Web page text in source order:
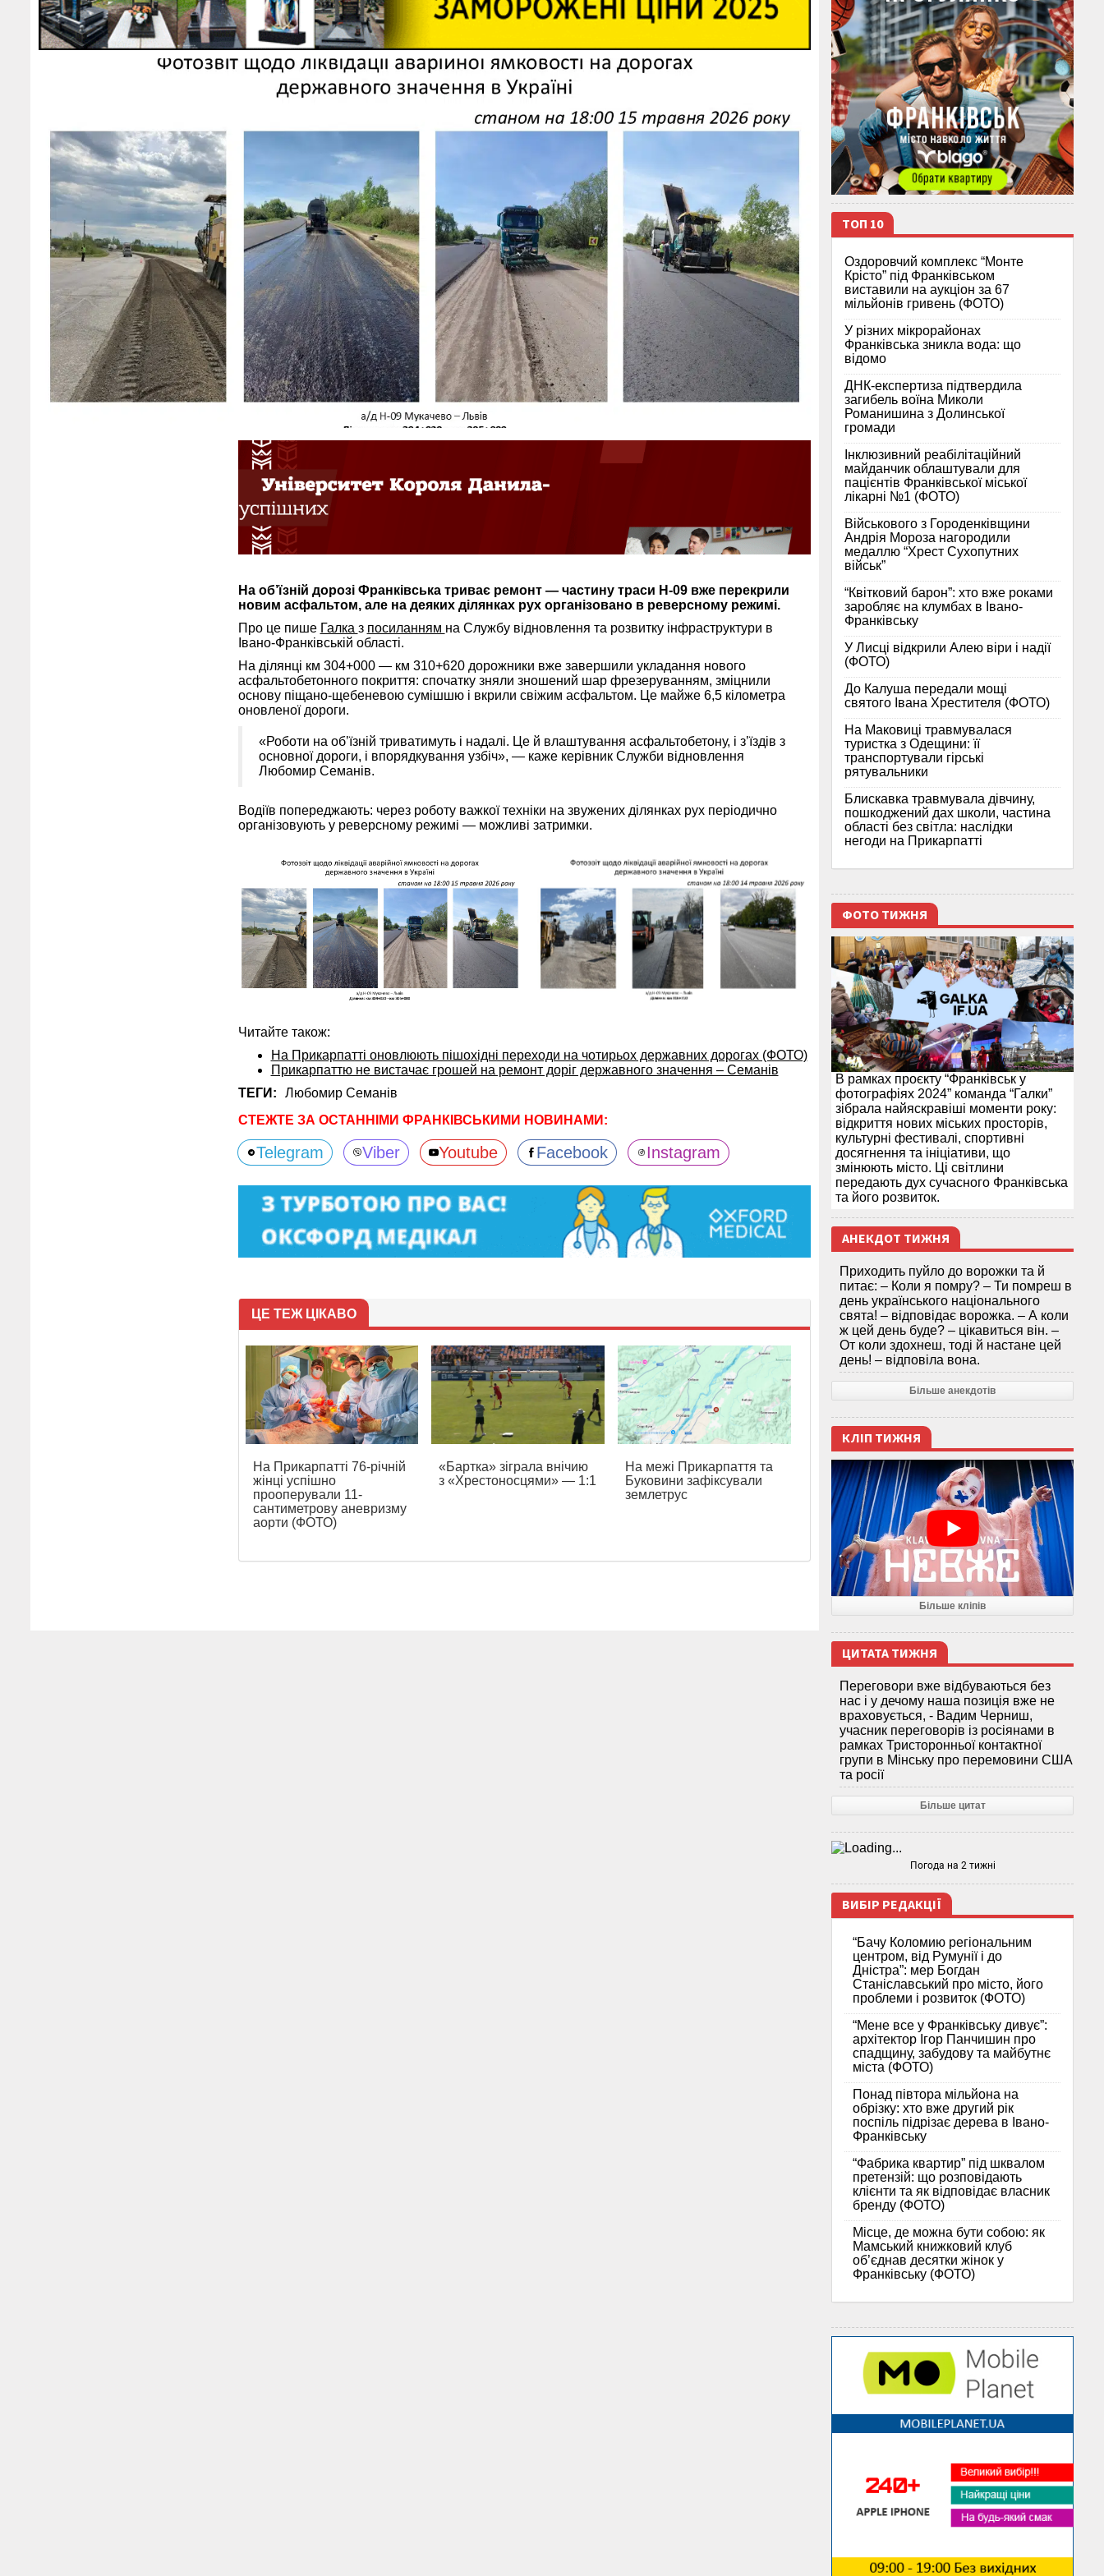
На об’їзній дорозі Франківська триває ремонт — частину траси Н-09 вже перекрили
новим асфальтом, але на деяких ділянках рух організовано в реверсному режимі.
Про це пише Галка з посиланням на Службу відновлення та розвитку інфраструктури в
Івано-Франківській області.
На ділянці км 304+000 — км 310+620 дорожники вже завершили укладання нового
асфальтобетонного покриття: спочатку зняли зношений шар фрезеруванням, зміцнили
основу піщано-щебеневою сумішшю і вкрили свіжим асфальтом. Це майже 6,5 кілометра
оновленої дороги.
«Роботи на об’їзній триватимуть і надалі. Це й влаштування асфальтобетону, і з’їздів з
основної дороги, і впорядкування узбіч», — каже керівник Служби відновлення
Любомир Семанів.
Водіїв попереджають: через роботу важкої техніки на звужених ділянках рух періодично
організовують у реверсному режимі — можливі затримки.
Читайте також:
На Прикарпатті оновлюють пішохідні переходи на чотирьох державних дорогах (ФОТО)
Прикарпаттю не вистачає грошей на ремонт доріг державного значення – Семанів
ТЕГИ:
Любомир Семанів
СТЕЖТЕ ЗА ОСТАННІМИ ФРАНКІВСЬКИМИ НОВИНАМИ:
Telegram Viber Youtube Facebook Instagram
ЦЕ ТЕЖ ЦІКАВО
На Прикарпатті 76-річній
жінці успішно
прооперували 11-
сантиметрову аневризму
аорти (ФОТО)
«Бартка» зіграла внічию
з «Хрестоносцями» — 1:1
На межі Прикарпаття та
Буковини зафіксували
землетрус
ТОП 10
Оздоровчий комплекс “Монте
Крісто” під Франківськом
виставили на аукціон за 67
мільйонів гривень (ФОТО)
У різних мікрорайонах
Франківська зникла вода: що
відомо
ДНК-експертиза підтвердила
загибель воїна Миколи
Романишина з Долинської
громади
Інклюзивний реабілітаційний
майданчик облаштували для
пацієнтів Франківської міської
лікарні №1 (ФОТО)
Військового з Городенківщини
Андрія Мороза нагородили
медаллю “Хрест Сухопутних
військ”
“Квітковий барон”: хто вже роками
заробляє на клумбах в Івано-
Франківську
У Лисці відкрили Алею віри і надії
(ФОТО)
До Калуша передали мощі
святого Івана Хрестителя (ФОТО)
На Маковиці травмувалася
туристка з Одещини: її
транспортували гірські
рятувальники
Блискавка травмувала дівчину,
пошкоджений дах школи, частина
області без світла: наслідки
негоди на Прикарпатті
ФОТО ТИЖНЯ
В рамках проєкту “Франківськ у
фотографіях 2024” команда “Галки”
зібрала найяскравіші моменти року:
відкриття нових міських просторів,
культурні фестивалі, спортивні
досягнення та ініціативи, що
змінюють місто. Ці світлини
передають дух сучасного Франківська
та його розвиток.
АНЕКДОТ ТИЖНЯ
Приходить пуйло до ворожки та й
питає: – Коли я помру? – Ти помреш в
день українського національного
свята! – відповідає ворожка. – А коли
ж цей день буде? – цікавиться він. –
От коли здохнеш, тоді й настане цей
день! – відповіла вона.
Більше анекдотів
КЛІП ТИЖНЯ
Більше кліпів
ЦИТАТА ТИЖНЯ
Переговори вже відбуваються без
нас і у дечому наша позиція вже не
враховується, - Вадим Черниш,
учасник переговорів із росіянами в
рамках Тристоронньої контактної
групи в Мінську про перемовини США
та росії
Більше цитат
Погода на 2 тижні
ВИБІР РЕДАКЦІЇ
“Бачу Коломию регіональним
центром, від Румунії і до
Дністра”: мер Богдан
Станіславський про місто, його
проблеми і розвиток (ФОТО)
“Мене все у Франківську дивує”:
архітектор Ігор Панчишин про
спадщину, забудову та майбутнє
міста (ФОТО)
Понад півтора мільйона на
обрізку: хто вже другий рік
поспіль підрізає дерева в Івано-
Франківську
“Фабрика квартир” під шквалом
претензій: що розповідають
клієнти та як відповідає власник
бренду (ФОТО)
Місце, де можна бути собою: як
Мамський книжковий клуб
об’єднав десятки жінок у
Франківську (ФОТО)